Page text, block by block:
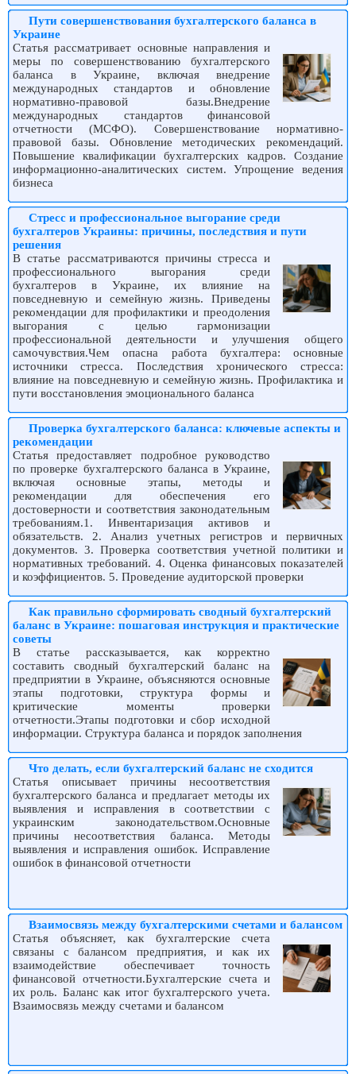
Пути совершенствования бухгалтерского баланса в
Украине
Статья рассматривает основные направления и
меры по совершенствованию бухгалтерского
баланса в Украине, включая внедрение
международных стандартов и обновление
нормативно-правовой базы.Внедрение
международных стандартов финансовой
отчетности (МСФО). Совершенствование нормативно-
правовой базы. Обновление методических рекомендаций.
Повышение квалификации бухгалтерских кадров. Создание
информационно-аналитических систем. Упрощение ведения
бизнеса
Стресс и профессиональное выгорание среди
бухгалтеров Украины: причины, последствия и пути
решения
В статье рассматриваются причины стресса и
профессионального выгорания среди
бухгалтеров в Украине, их влияние на
повседневную и семейную жизнь. Приведены
рекомендации для профилактики и преодоления
выгорания с целью гармонизации
профессиональной деятельности и улучшения общего
самочувствия.Чем опасна работа бухгалтера: основные
источники стресса. Последствия хронического стресса:
влияние на повседневную и семейную жизнь. Профилактика и
пути восстановления эмоционального баланса
Проверка бухгалтерского баланса: ключевые аспекты и
рекомендации
Статья предоставляет подробное руководство
по проверке бухгалтерского баланса в Украине,
включая основные этапы, методы и
рекомендации для обеспечения его
достоверности и соответствия законодательным
требованиям.1. Инвентаризация активов и
обязательств. 2. Анализ учетных регистров и первичных
документов. 3. Проверка соответствия учетной политики и
нормативных требований. 4. Оценка финансовых показателей
и коэффициентов. 5. Проведение аудиторской проверки
Как правильно сформировать сводный бухгалтерский
баланс в Украине: пошаговая инструкция и практические
советы
В статье рассказывается, как корректно
составить сводный бухгалтерский баланс на
предприятии в Украине, объясняются основные
этапы подготовки, структура формы и
критические моменты проверки
отчетности.Этапы подготовки и сбор исходной
информации. Структура баланса и порядок заполнения
Что делать, если бухгалтерский баланс не сходится
Статья описывает причины несоответствия
бухгалтерского баланса и предлагает методы их
выявления и исправления в соответствии с
украинским законодательством.Основные
причины несоответствия баланса. Методы
выявления и исправления ошибок. Исправление
ошибок в финансовой отчетности
Взаимосвязь между бухгалтерскими счетами и балансом
Статья объясняет, как бухгалтерские счета
связаны с балансом предприятия, и как их
взаимодействие обеспечивает точность
финансовой отчетности.Бухгалтерские счета и
их роль. Баланс как итог бухгалтерского учета.
Взаимосвязь между счетами и балансом